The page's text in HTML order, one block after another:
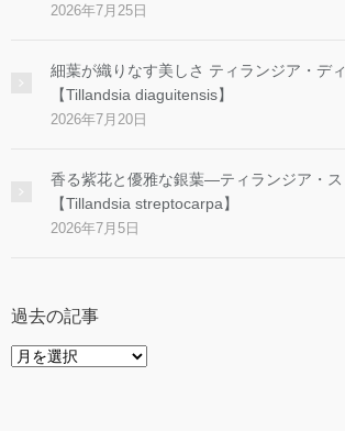
2026年7月25日
細葉が織りなす美しさ ティランジア・デ
【Tillandsia diaguitensis】
2026年7月20日
香る紫花と優雅な銀葉―ティランジア・
【Tillandsia streptocarpa】
2026年7月5日
過去の記事
過